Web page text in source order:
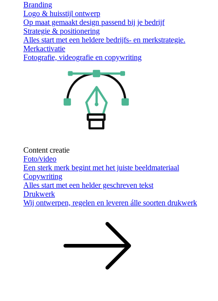
Branding
Logo & huisstijl ontwerp
Op maat gemaakt design passend bij je bedrijf
Strategie & positionering
Alles start met een heldere bedrijfs- en merkstrategie.
Merkactivatie
Fotografie, videografie en copywriting
Content creatie
Foto/video
Een sterk merk begint met het juiste beeldmateriaal
Copywriting
Alles start met een helder geschreven tekst
Drukwerk
Wij ontwerpen, regelen en leveren álle soorten drukwerk